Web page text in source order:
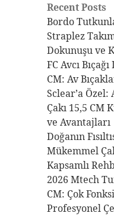
Recent Posts
Bordo
Straplez
Dokunuşu ve
FC Avcı
CM: Av
Sclear’a
Çakı 15,5 CM
ve Avantajları
Doğanın
Mükemmel
Kapsamlı
2026 Mtech
CM: Çok
Profesyonel